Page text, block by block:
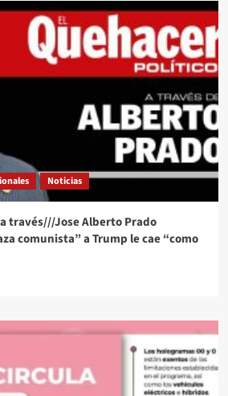
Noticias
través///Jose Alberto Prado
comunista” a Trump le cae “como